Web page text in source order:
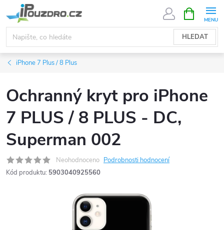
na
obsah
HLEDAT
NÁKUPNÍ
KOŠÍK
iPhone 7 Plus / 8 Plus
Ochranný kryt pro iPhone
7 PLUS / 8 PLUS - DC,
Superman 002
Neohodnoceno Podrobnosti hodnocení
Kód produktu: 5903040925560